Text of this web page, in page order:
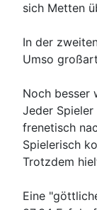
sich Metten
In der
Umso
Noch besser
Jeder
frenetisch
Spielerisch
Trotzdem
Eine